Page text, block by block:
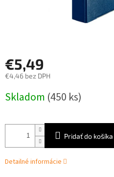
€5,49
€4,46 bez DPH
cena:
Skladom (450 ks)
Pridať do košíka
Detailné informácie